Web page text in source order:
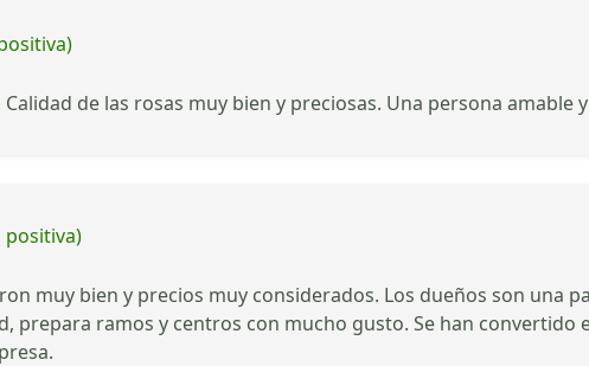
de las rosas muy bien y preciosas. Una persona amable
positiva)
muy bien y precios muy considerados. Los dueños son una
prepara ramos y centros con mucho gusto. Se han